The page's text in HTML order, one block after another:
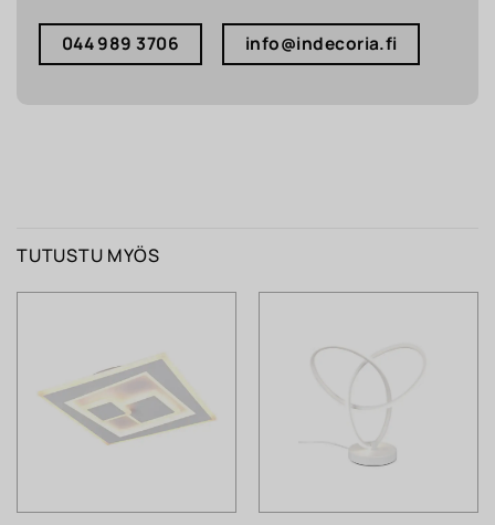
044 989 3706 info@indecoria.fi
TUTUSTU MYÖS